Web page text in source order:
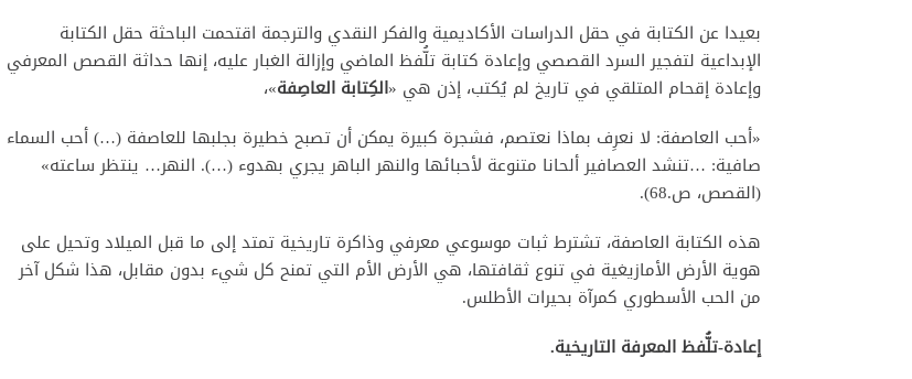
بعيدا عن الكتابة في حقل الدراسات الأكاديمية والفكر النقدي والترجمة اقتحمت الباحثة حقل الكتابة
الإبداعية لتفجير السرد القصصي وإعادة كتابة تلُّفظ الماضي وإزالة الغبار عليه، إنها حداثة القصص المعرفي
وإعادة إقحام المتلقي في تاريخ لم يُكتب، إذن هي «الكِتابة العاصِفة»،
«أحب العاصفة: لا نعرِف بماذا نعتصم، فشجرة كبيرة يمكن أن تصبح خطيرة بجلبها للعاصفة (…) أحب السماء
صافية: …تنشد العصافير ألحانا متنوعة لأحبائها والنهر الباهر يجري بهدوء (…). النهر… ينتظر ساعته»
(القصص، ص.68).
هذه الكتابة العاصفة، تشترط ثبات موسوعي معرفي وذاكرة تاريخية تمتد إلى ما قبل الميلاد وتحيل على
هوية الأرض الأمازيغية في تنوع ثقافتها، هي الأرض الأم التي تمنح كل شيء بدون مقابل، هذا شكل آخر
من الحب الأسطوري كمرآة بحيرات الأطلس.
إعادة-تلُّفظ المعرفة التاريخية.